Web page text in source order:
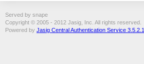
Served by snape
Copyright © 2005 - 2012 Jasig, Inc. All rights reserved.
Powered by Jasig Central Authentication Service 3.5.2.1